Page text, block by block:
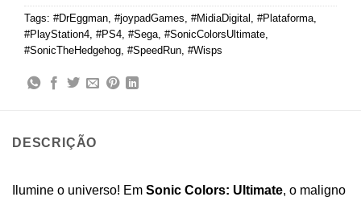
Tags: #DrEggman #joypadGames #MidiaDigital #Plataforma
#PlayStation4 #PS4 #Sega #SonicColorsUltimate
#SonicTheHedgehog #SpeedRun #Wisps
DESCRIÇÃO
Ilumine o universo! Em Sonic Colors: Ultimate, o maligno